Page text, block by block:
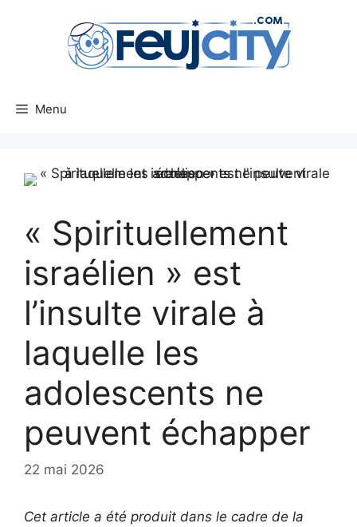
Menu
« Spirituellement
israélien » est
l’insulte virale à
laquelle les
adolescents ne
peuvent échapper
22 mai 2026
Cet article a été produit dans le cadre de la